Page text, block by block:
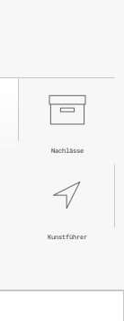
Nachlässe
Kunstführer